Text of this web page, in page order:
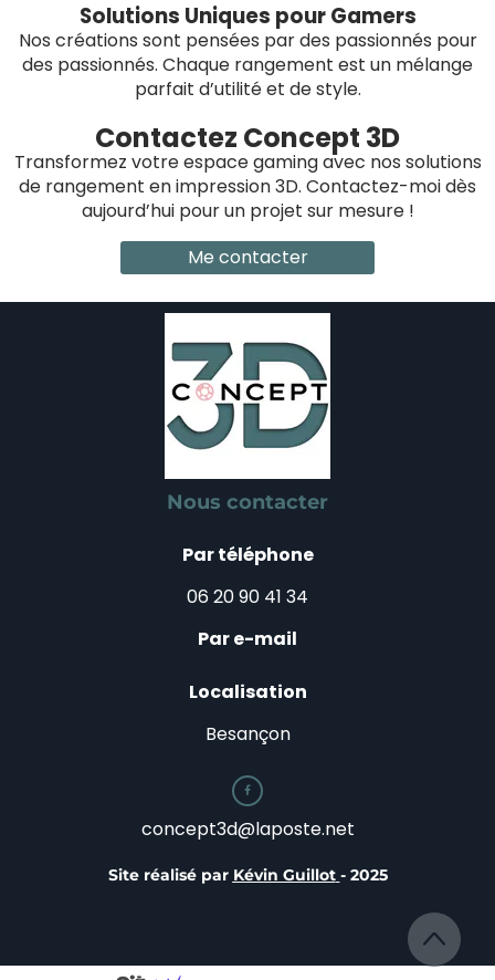
Solutions Uniques pour Gamers
Nos créations sont pensées par des passionnés pour
des passionnés. Chaque rangement est un mélange
parfait d’utilité et de style.
Contactez Concept 3D
Transformez votre espace gaming avec nos solutions
de rangement en impression 3D. Contactez-moi dès
aujourd’hui pour un projet sur mesure !
Me contacter
Nous contacter
Par téléphone
06 20 90 41 34
Par e-mail
Localisation
Besançon

concept3d@laposte.net
Site réalisé par Kévin Guillot - 2025